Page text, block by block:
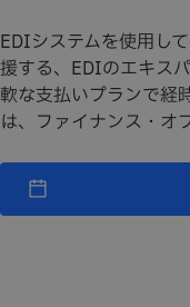
EDIシステムを使用し
援する、EDIのエキス
軟な支払いプランで経
は、ファイナンス・オ